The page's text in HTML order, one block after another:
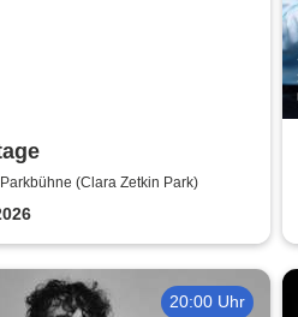
(Clara Zetkin Park)
20:00 Uhr